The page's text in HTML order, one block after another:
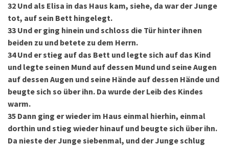
32 Und als Elisa in das Haus kam, siehe, da war der Junge
tot, auf sein Bett hingelegt.
33 Und er ging hinein und schloss die Tür hinter ihnen
beiden zu und betete zu dem Herrn.
34 Und er stieg auf das Bett und legte sich auf das Kind
und legte seinen Mund auf dessen Mund und seine Augen
auf dessen Augen und seine Hände auf dessen Hände und
beugte sich so über ihn. Da wurde der Leib des Kindes
warm.
35 Dann ging er wieder im Haus einmal hierhin, einmal
dorthin und stieg wieder hinauf und beugte sich über ihn.
Da nieste der Junge siebenmal, und der Junge schlug